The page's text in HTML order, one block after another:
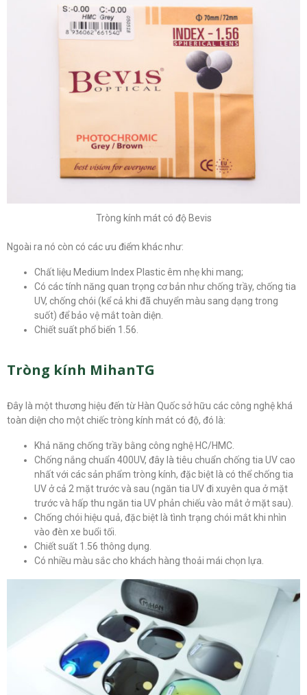
Tròng kính mát có độ Bevis
Ngoài ra nó còn có các ưu điểm khác như:
Chất liệu Medium Index Plastic êm nhẹ khi mang;
Có các tính năng quan trọng cơ bản như chống trầy, chống tia
UV, chống chói (kể cả khi đã chuyển màu sang dạng trong
suốt) để bảo vệ mắt toàn diện.
Chiết suất phổ biến 1.56.
Tròng kính MihanTG
Đây là một thương hiệu đến từ Hàn Quốc sở hữu các công nghệ khá
toàn diện cho một chiếc tròng kính mát có độ, đó là:
Khả năng chống trầy bằng công nghệ HC/HMC.
Chống nắng chuẩn 400UV, đây là tiêu chuẩn chống tia UV cao
nhất với các sản phẩm tròng kính, đặc biệt là có thể chống tia
UV ở cả 2 mặt trước và sau (ngăn tia UV đi xuyên qua ở mặt
trước và hấp thu ngăn tia UV phản chiếu vào mắt ở mặt sau).
Chống chói hiệu quả, đặc biệt là tình trạng chói mắt khi nhìn
vào đèn xe buổi tối.
Chiết suất 1.56 thông dụng.
Có nhiều màu sắc cho khách hàng thoải mái chọn lựa.